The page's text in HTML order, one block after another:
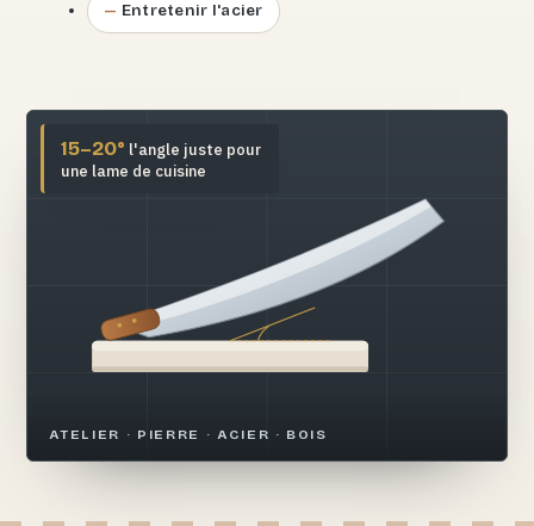
Entretenir l'acier
ATELIER · PIERRE · ACIER · BOIS
15–20° l'angle juste pour
une lame de cuisine